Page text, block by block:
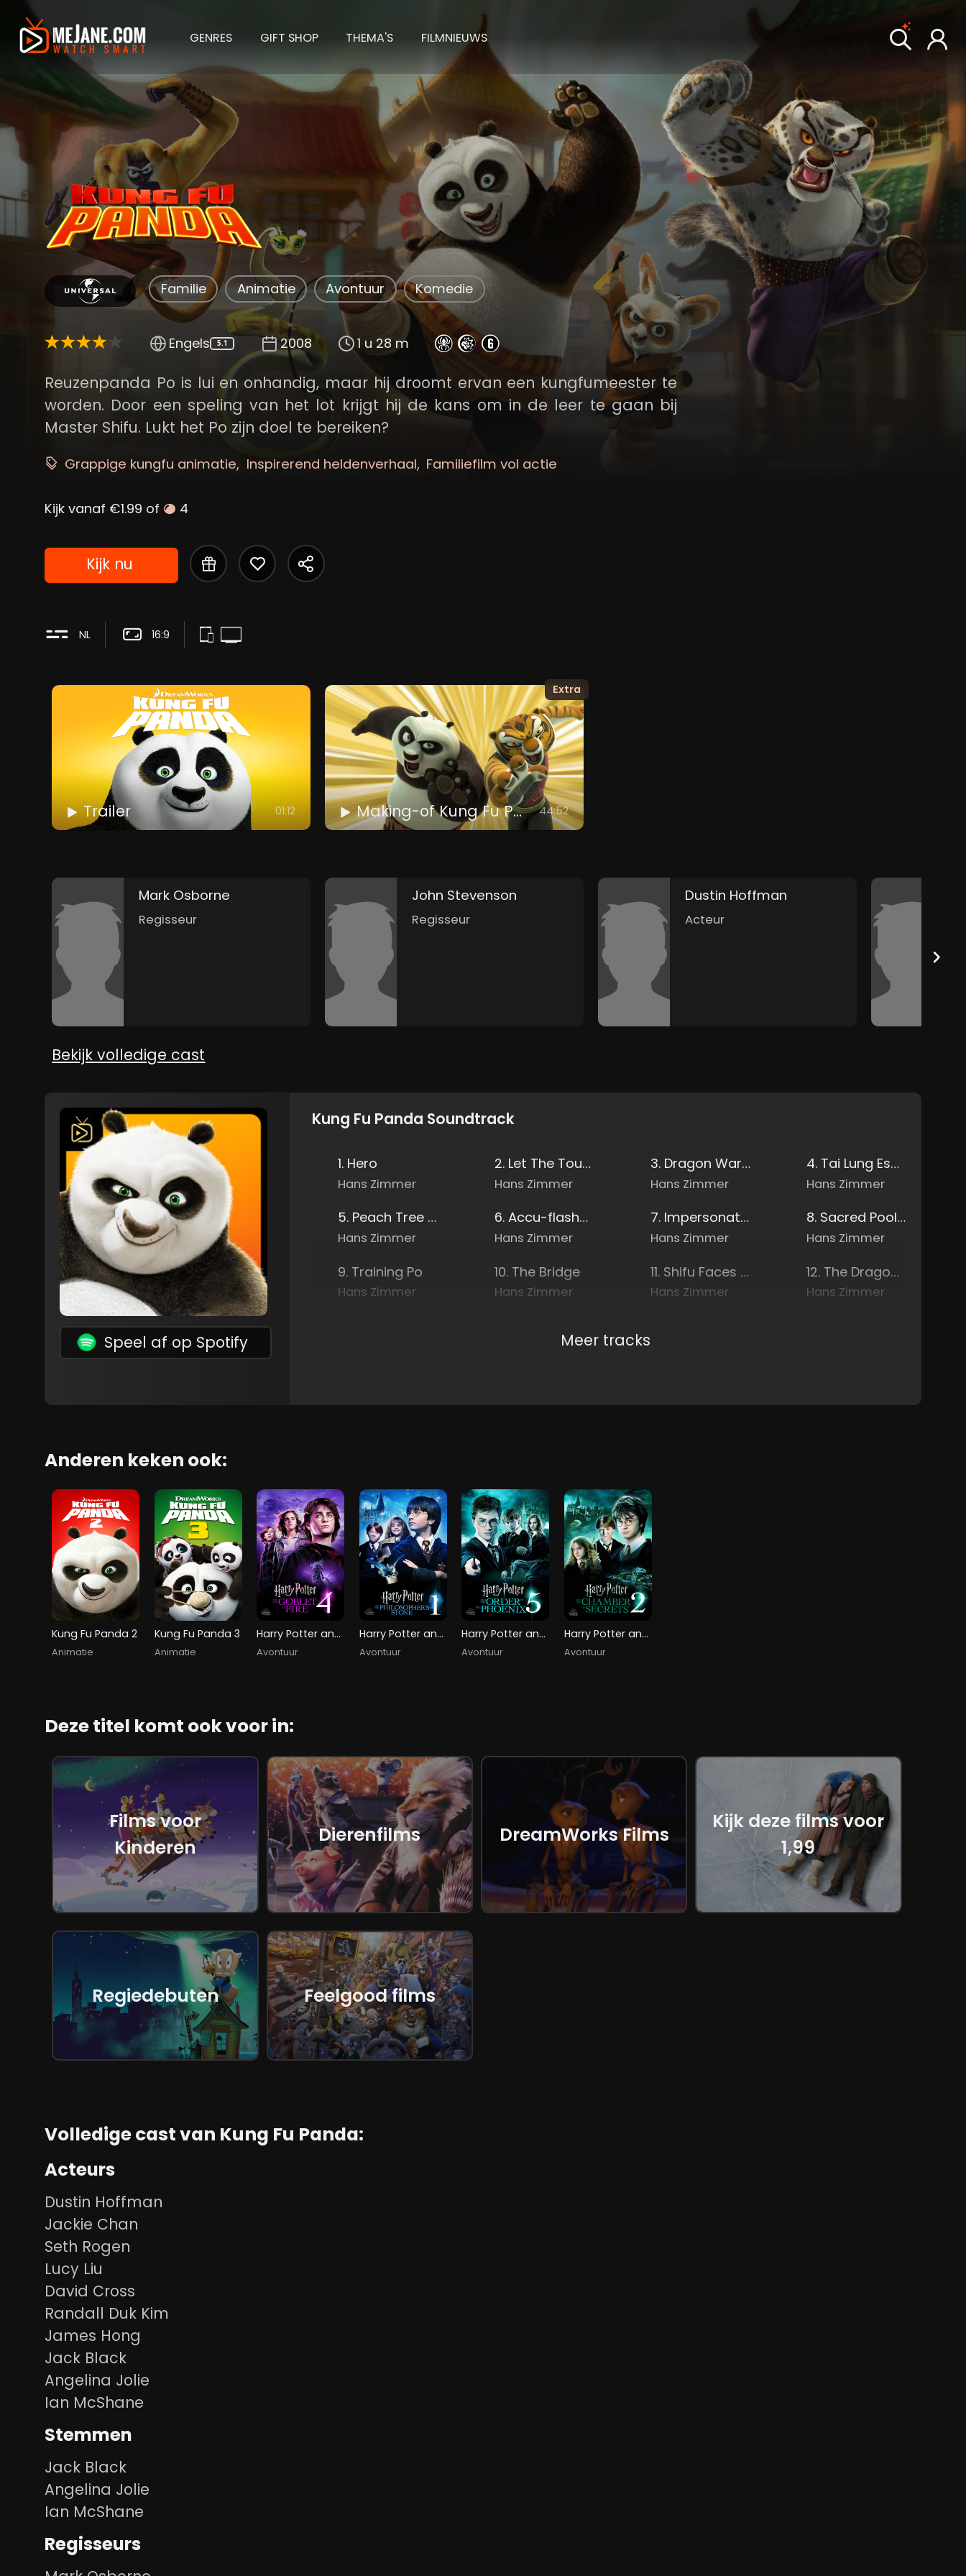
GENRES GIFT SHOP THEMA'S FILMNIEUWS
Kung Fu Panda
Familie Animatie Avontuur Komedie
Engels 5.1 2008 1 u 28 m
Reuzenpanda Po is lui en onhandig, maar hij droomt ervan een kungfumeester te
worden. Door een speling van het lot krijgt hij de kans om in de leer te gaan bij
Master Shifu. Lukt het Po zijn doel te bereiken?
Grappige kungfu animatie Inspirerend heldenverhaal Familiefilm vol actie
Kijk vanaf €1.99 of 4
Kijk nu
NL 16:9
Trailer 01:12
Extra
Making-of Kung Fu Panda 44:52
Mark Osborne
Regisseur
John Stevenson
Regisseur
Dustin Hoffman
Acteur
Bekijk volledige cast
Kung Fu Panda Soundtrack
Speel af op Spotify
1. Hero
Hans Zimmer
2. Let The Tournament Begin
Hans Zimmer
3. Dragon Warrior Is Among Us
Hans Zimmer
4. Tai Lung Escapes
Hans Zimmer
5. Peach Tree Of Wisdom
Hans Zimmer
6. Accu-flashback
Hans Zimmer
7. Impersonating Shifu
Hans Zimmer
8. Sacred Pool Of Tears
Hans Zimmer
9. Training Po
Hans Zimmer
10. The Bridge
Hans Zimmer
11. Shifu Faces Tai Lung
Hans Zimmer
12. The Dragon Scroll
Hans Zimmer
Meer tracks
Anderen keken ook:
Kung Fu Panda 2
Animatie
Kung Fu Panda 3
Animatie
Harry Potter and the Goblet of Fire
Avontuur
Harry Potter and the Philosopher's Stone
Avontuur
Harry Potter and the Order of the Phoenix
Avontuur
Harry Potter and the Chamber of Secrets
Avontuur
Deze titel komt ook voor in:
Films voor
Kinderen
Dierenfilms DreamWorks Films
Kijk deze films voor
1,99
Regiedebuten Feelgood films
Volledige cast van Kung Fu Panda:
Acteurs
Dustin Hoffman
Jackie Chan
Seth Rogen
Lucy Liu
David Cross
Randall Duk Kim
James Hong
Jack Black
Angelina Jolie
Ian McShane
Stemmen
Jack Black
Angelina Jolie
Ian McShane
Regisseurs